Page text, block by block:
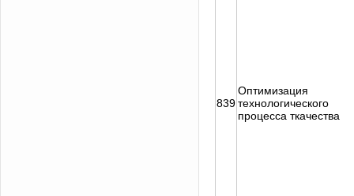
839
Оптимизация
технологического
процесса ткачества